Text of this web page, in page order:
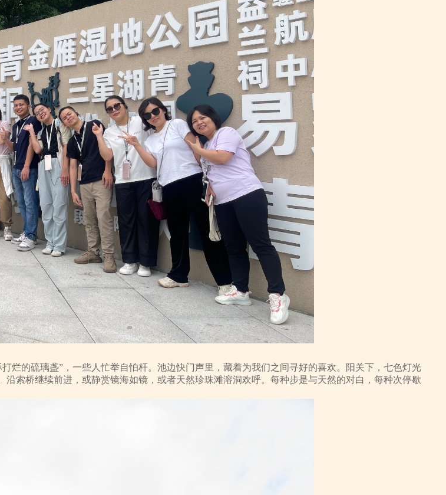
烂的硫璃盏”，一些人忙举自怕杆。池边快门声里，藏着为我们之间寻好的喜欢。阳关下，七色灯光
索桥继续前进，或静赏镜海如镜，或者天然珍珠滩溶洞欢呼。每种步是与天然的对白，每种次停歇